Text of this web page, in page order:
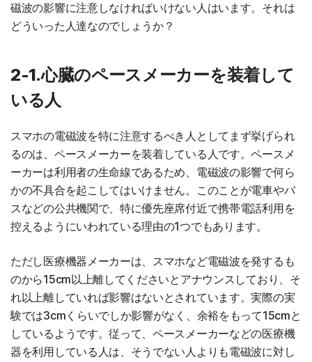
磁波の影響に注意しなければいけない人はいます。それは
どういった人達なのでしょうか？
2-1.心臓のペースメーカーを装着して
いる人
スマホの電磁波を特に注意するべき人としてまず挙げられ
るのは、ペースメーカーを装着している人です。ペースメ
ーカーは利用者の生命線であるため、電磁波の影響で何ら
かの不具合を起こしてはいけません。このことが電車やバ
スなどの公共機関で、特に優先座席付近で携帯電話利用を
控えるようにいわれている理由の1つでもあります。
ただし医療機器メーカーは、スマホなど電磁波を発するも
のから15cm以上離してくださいとアナウンスしており、そ
れ以上離していれば影響はないとされています。実際の実
験では3cmくらいでしか影響がなく、余裕をもって15cmと
しているようです。従って、ペースメーカーなどの医療機
器を利用している人は、そうでない人よりも電磁波に対し